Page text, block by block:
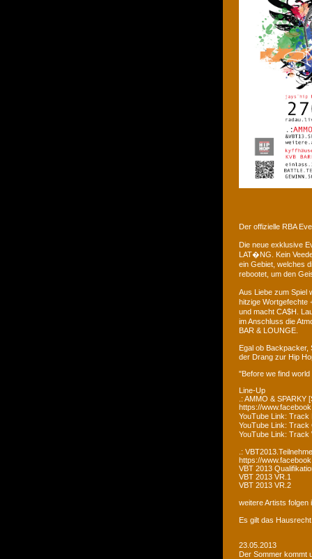
Der offizielle RBA
Die neue exklusive
LAT�NG. Kein
ein Gebiet, welches
rebootet, um den
Aus Liebe zum Spiel
hitzige Wortgefechte
und macht CA$H.
im Anschluss die
BAR & LOUNGE.
Egal ob
der Drang zur Hip
"Before we find
Line-Up
.: AMMO & SPARKY
https://
YouTube Link:
YouTube Link: Track
YouTube Link:
.:
https://
VBT 2013
VBT 2013 VR.1
VBT 2013 VR.2
weitere Artists
Es gilt das
23.05.2013
Der Sommer kommt